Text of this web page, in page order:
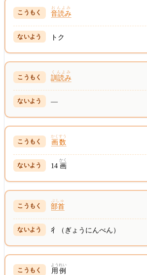
音読み
おんよみ
トク
訓読み
くんよみ
—
画数
かくすう
14 画
かく
部首
ぶしゅ
彳（ぎょうにんべん）
用例
ようれい